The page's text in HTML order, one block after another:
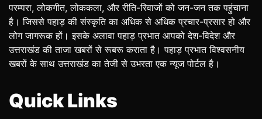
परम्परा, लोकगीत, लोककला, और रीति-रिवाजों को जन-जन तक पहुंचाना
है। जिससे पहाड़ की संस्कृति का अधिक से अधिक प्रचार-प्रसार हो और
लोग जागरूक हों। इसके अलावा पहाड़ प्रभात आपको देश-विदेश और
उत्तराखंड की ताजा खबरों से रूबरू कराता है। पहाड़ प्रभात विश्वसनीय
खबरों के साथ उत्तराखंड का तेजी से उभरता एक न्यूज पोर्टल है।
Quick Links